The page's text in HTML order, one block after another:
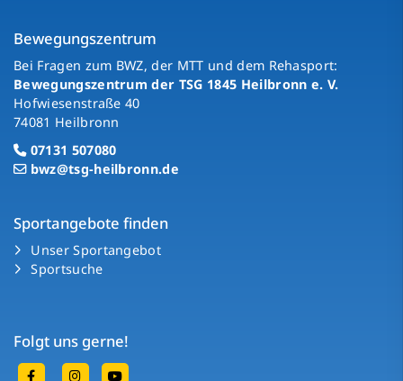
Bewegungszentrum
Bei Fragen zum BWZ, der MTT und dem Rehasport:
Bewegungszentrum der TSG 1845 Heilbronn e. V.
Hofwiesenstraße 40
74081 Heilbronn
07131 507080
bwz@tsg-heilbronn.de
Sportangebote finden
Unser Sportangebot
Sportsuche
Folgt uns gerne!